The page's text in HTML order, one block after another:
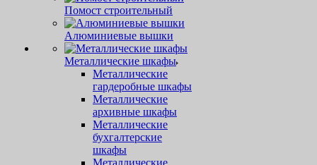
Помост строительный
Алюминиевые вышки
Металлические шкафы
Металлические
гардеробные шкафы
Металлические
архивные шкафы
Металлические
бухгалтерские
шкафы
Металлические